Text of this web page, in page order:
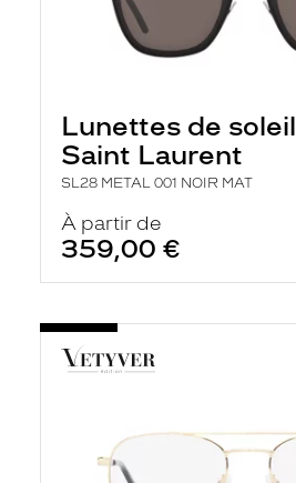
Lunettes de soleil
Saint Laurent
SL28 METAL 001 NOIR MAT
À partir de
359,00 €